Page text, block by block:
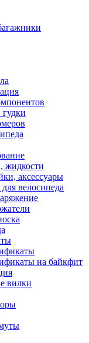
гудки
жидкости
аксессуары
велосипеда
на байкфит
вилки